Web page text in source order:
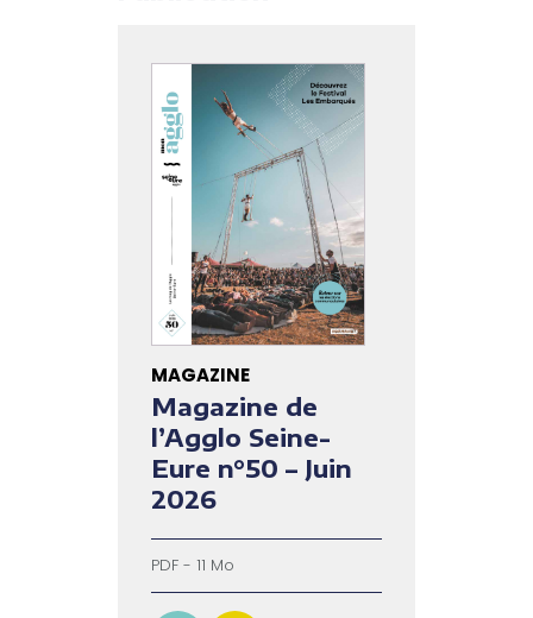
MAGAZINE
Magazine de
l’Agglo Seine-
Eure n°50 – Juin
2026
PDF - 11 Mo